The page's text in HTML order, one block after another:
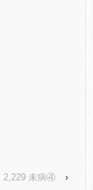
2,229 未病④ ›